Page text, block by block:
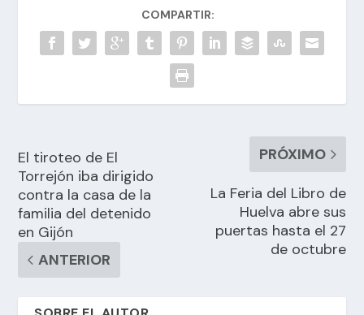
COMPARTIR:
El tiroteo de El
Torrejón iba dirigido
contra la casa de la
familia del detenido
en Gijón
ANTERIOR
PRÓXIMO
La Feria del Libro de
Huelva abre sus
puertas hasta el 27
de octubre